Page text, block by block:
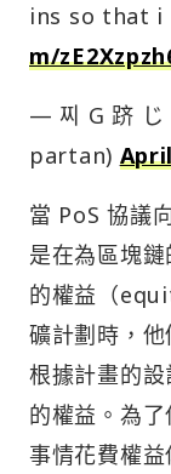
ins so that
m/
— 찌 G 跻
partan)
當 PoS 協議
是在為區塊
的權益（
礦計劃時，他
根據計畫的
的權益。為
事情花費權益